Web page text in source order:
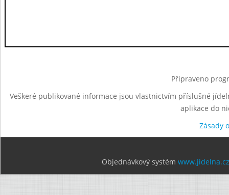
Připraveno
Veškeré publikované informace jsou vlastnictvím příslušné
aplikace do
Zásady
Objednávkový systém www.jidelna.cz